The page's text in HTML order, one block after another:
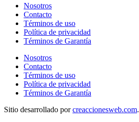
Nosotros
Contacto
Términos de uso
Política de privacidad
Términos de Garantía
Nosotros
Contacto
Términos de uso
Política de privacidad
Términos de Garantía
Sitio desarrollado porcreaccionesweb.com.